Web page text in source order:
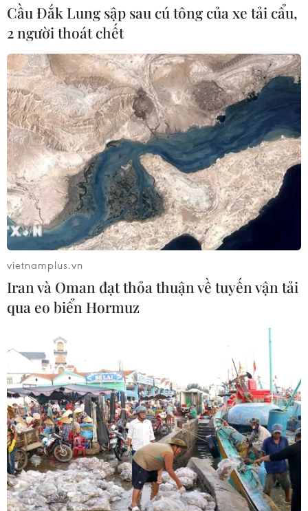
Triển vọng kinh tế, tài chính và tiền tệ thế
giới trong năm 2021
28/12/2020 09:06
Dự báo cho rằng kịch bản khả quan nhất là dịch viêm
đường hô hấp cấp COVID-19 được kiểm soát vào năm
2021, nền kinh tế, thương mại toàn cầu và chi tiêu của
người tiêu dùng sẽ phục hồi.
Cầu Đắk Lung sập sau cú tông của xe tải cẩu,
2 người thoát chết
vietnamplus.vn
Iran và Oman đạt thỏa thuận về tuyến vận tải
qua eo biển Hormuz